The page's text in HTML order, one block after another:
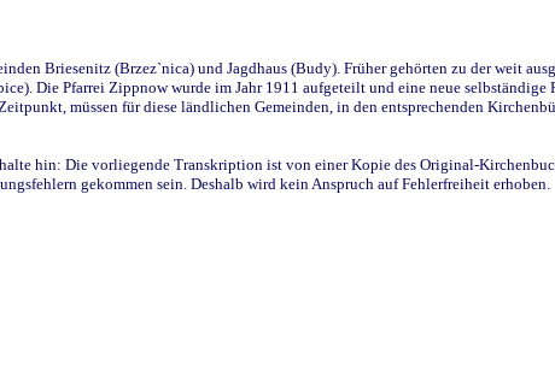
Briesenitz (Brzez`nica) und Jagdhaus (Budy). Früher gehörten zu der weit
Die Pfarrei Zippnow wurde im Jahr 1911 aufgeteilt und eine neue
müssen für diese ländlichen Gemeinden, in den entsprechenden
hin: Die vorliegende Transkription ist von einer Kopie des Original-
gekommen sein. Deshalb wird kein Anspruch auf Fehlerfreiheit erhoben.